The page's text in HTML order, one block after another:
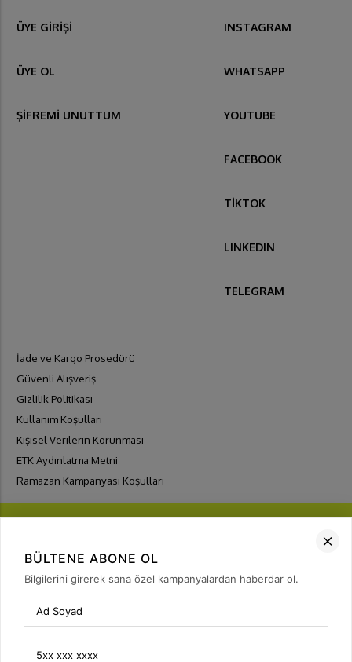
ÜYE GİRİŞİ
ÜYE OL
ŞİFREMİ UNUTTUM
INSTAGRAM
WHATSAPP
YOUTUBE
FACEBOOK
TİKTOK
LINKEDIN
TELEGRAM
İade ve Kargo Prosedürü
Güvenli Alışveriş
Gizlilik Politikası
Kullanım Koşulları
Kişisel Verilerin Korunması
ETK Aydınlatma Metni
Ramazan Kampanyası Koşulları
FIRSATLARI YAKALA
Bülten Üyeliği
BÜLTENE ABONE OL
Bilgilerini girerek sana özel kampanyalardan haberdar ol.